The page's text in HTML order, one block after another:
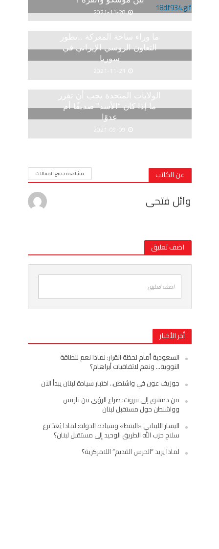
2021-11-28
ما وراء ساحة المعركة ..تطور
التعاون الروسي الإيراني في
سوريا
2021-11-21
الولايات المتحدة يجب أن تقرر
ما إذا كان “الأسد” صديقًا أم
عدوًا
2021-09-09
عن الكاتب مشاهدة جميع المقالات
وائل فتحى
اضف تعليق
اضف تعليق
أخر الأخبار
السعودية أمام لحظة القرار: لماذا نعم للطاقة
النووية… ونعم لاتفاقيات أبراهام؟
جوزيف عون في واشنطن.. اختبار سيادة لبنان يبدأ الآن
من دمشق إلى بيروت: صراع الرؤى بين باريس
وواشنطن حول مستقبل لبنان
اليسار اللبناني «اليقظ» وسيادة الدولة: لماذا يُعدّ نزع
سلاح حزب الله الطريق الوحيد إلى مستقبل لبنان؟
لماذا يريد “الحرس القديم” اللامركزية؟